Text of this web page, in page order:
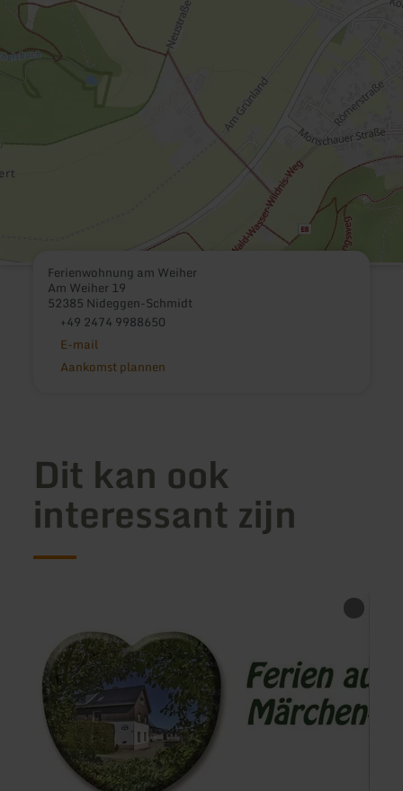
Ferienwohnung am Weiher
Am Weiher 19
52385 Nideggen-Schmidt
+49 2474 9988650
E-mail
Aankomst plannen
Dit kan ook
interessant zijn
Breuer
Hof